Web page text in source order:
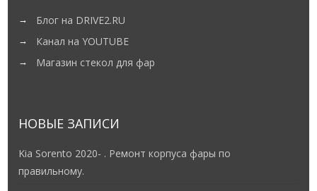
Канал на YOUTUBE
Магазин стекол для фар
правильному.